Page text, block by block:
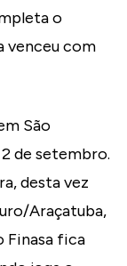
o
venceu com
São
2 de setembro.
desta vez
Araçatuba,
Finasa fica